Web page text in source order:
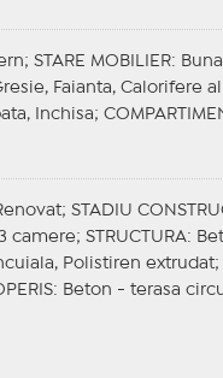
STARE MOBILIER:
Faianta, Calorifere
Inchisa;
STADIU
camere; STRUCTURA:
Polistiren extrudat;
: Beton - terasa